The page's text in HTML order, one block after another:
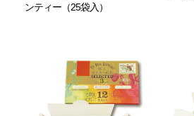
ンティー（25袋入）